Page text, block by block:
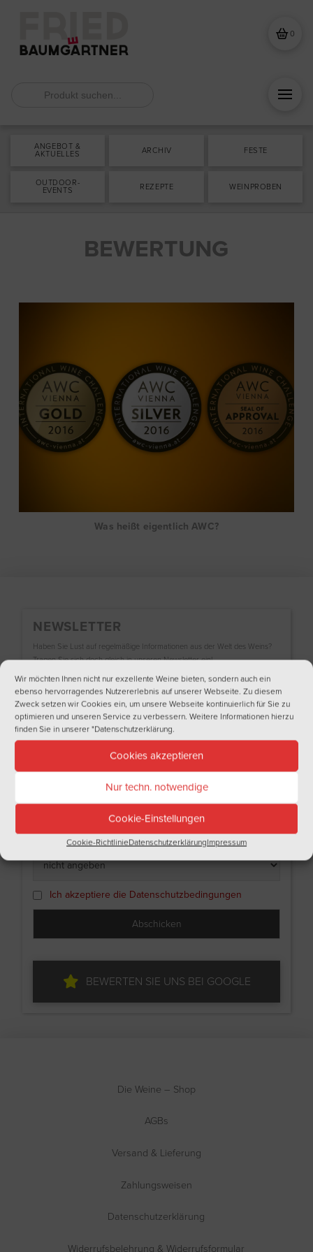
Wir möchten Ihnen nicht nur exzellente Weine bieten, sondern auch ein
ebenso hervorragendes Nutzererlebnis auf unserer Webseite. Zu diesem
Zweck setzen wir Cookies ein, um unsere Webseite kontinuierlich für Sie zu
optimieren und unseren Service zu verbessern. Weitere Informationen hierzu
finden Sie in unserer"Datenschutzerklärung.
Cookies akzeptieren
Nur techn. notwendige
Cookie-Einstellungen
Cookie-RichtlinieDatenschutzerklärungImpressum
0
ANGEBOT &
AKTUELLES ARCHIV FESTE
OUTDOOR-
EVENTS REZEPTE WEINPROBEN
BEWERTUNG
Was heißt eigentlich AWC?
NEWSLETTER
Haben Sie Lust auf regelmäßige Informationen aus der Welt des Weins?
Tragen Sie sich doch gleich in unseren Newsletter ein!
Name
Nachname
Ich akzeptiere die Datenschutzbedingungen
BEWERTEN SIE UNS BEI GOOGLE
Die Weine – Shop
AGBs
Versand & Lieferung
Zahlungsweisen
Datenschutzerklärung
Widerrufsbelehrung & Widerrufsformular